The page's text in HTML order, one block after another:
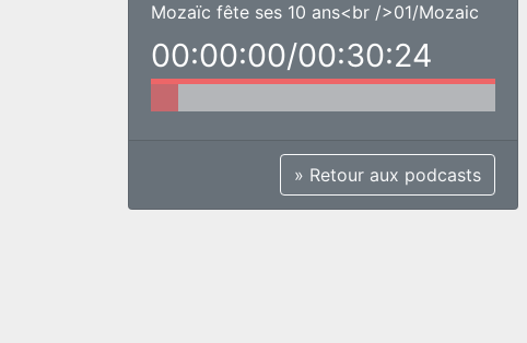
Mozaïc fête ses 10 ans<br />01/Mozaic
00:00:00/00:30:24
» Retour aux podcasts